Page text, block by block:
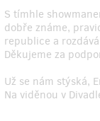
S tímhle
dobře známe,
republice a
Děkujeme za
Už se nám stýská,
Na viděnou v